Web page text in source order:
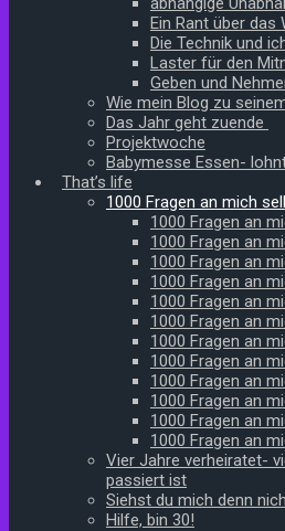
Ein Rant über das
Die Technik und
Laster für den
Geben und
Wie mein Blog zu
Das Jahr geht zuende
Projektwoche
Babymesse Essen-
That’s life
1000 Fragen an mich
1000 Fragen an
1000 Fragen an
1000 Fragen an
1000 Fragen an
1000 Fragen an
1000 Fragen an
1000 Fragen an
1000 Fragen an
1000 Fragen an
1000 Fragen an
1000 Fragen an
1000 Fragen an
Vier Jahre verheiratet-
passiert ist
Siehst du mich denn
Hilfe, bin 30!